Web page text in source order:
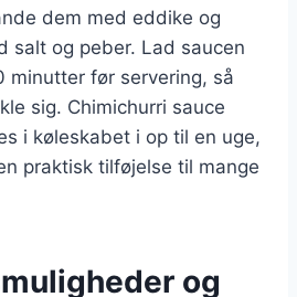
dem med eddike og
salt og peber. Lad saucen
før servering, så
sig. Chimichurri sauce
i køleskabet i op til en uge,
praktisk tilføjelse til mange
og